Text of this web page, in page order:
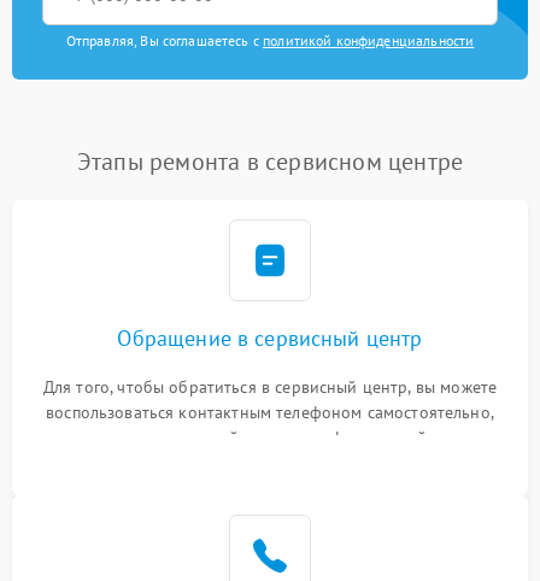
Отправляя, Вы соглашаетесь с политикой конфиденциальности
Этапы ремонта в сервисном центре
Обращение в сервисный центр
Для того, чтобы обратиться в сервисный центр, вы можете
воспользоваться контактным телефоном самостоятельно,
или оставить свой номер телефона на сайте